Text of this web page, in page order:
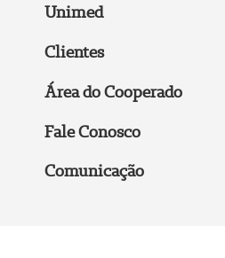
Unimed
Clientes
Área do Cooperado
Fale Conosco
Comunicação